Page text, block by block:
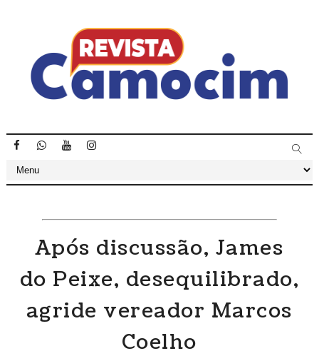
Após discussão, James
do Peixe, desequilibrado,
agride vereador Marcos
Coelho